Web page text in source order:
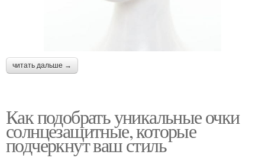
читать дальше →
Как подобрать уникальные очки
солнцезащитные, которые
подчеркнут ваш стиль